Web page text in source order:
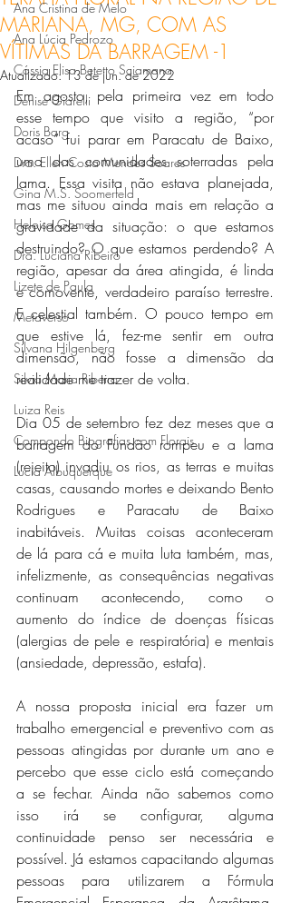
Ana Cristina de Melo
Ana Lúcia Pedrozo
Cássia Elisa Betetto Sciamana
Denise Giarelli
Doris Barg
Dra. Ellen Costa Mendes Soares
Gina M.S. Soomerfeld
Heloisa Gomes
Dra. Luciana Ribeiro
Lizete de Paula
Metaverso
Silvana Hilgenberg
Silvia Maria Ribeiro
Luiza Reis
Compondo Biografias com Florais
Lucia Albuquerque
MARIANA, MG, COM AS
VÍTIMAS DA BARRAGEM -1
Atualizado:13 de jun. de 2022
Em agosto, pela primeira vez em todo
esse tempo que visito a região, “por
acaso” fui parar em Paracatu de Baixo,
uma das comunidades soterradas pela
lama. Essa visita não estava planejada,
mas me situou ainda mais em relação a
gravidade da situação: o que estamos
destruindo? O que estamos perdendo? A
região, apesar da área atingida, é linda
e comovente, verdadeiro paraíso terrestre.
E celestial também. O pouco tempo em
que estive lá, fez-me sentir em outra
dimensão, não fosse a dimensão da
realidade me trazer de volta.
Dia 05 de setembro fez dez meses que a
barragem do Fundão rompeu e a lama
(rejeito) invadiu os rios, as terras e muitas
casas, causando mortes e deixando Bento
Rodrigues e Paracatu de Baixo
inabitáveis. Muitas coisas aconteceram
de lá para cá e muita luta também, mas,
infelizmente, as consequências negativas
continuam acontecendo, como o
aumento do índice de doenças físicas
(alergias de pele e respiratória) e mentais
(ansiedade, depressão, estafa).
A nossa proposta inicial era fazer um
trabalho emergencial e preventivo com as
pessoas atingidas por durante um ano e
percebo que esse ciclo está começando
a se fechar. Ainda não sabemos como
isso irá se configurar, alguma
continuidade penso ser necessária e
possível. Já estamos capacitando algumas
pessoas para utilizarem a Fórmula